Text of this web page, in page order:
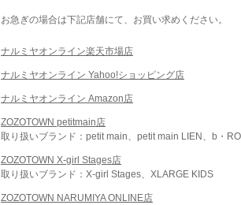
お急ぎの場合は下記店舗にて、お買い求めください。
ナルミヤオンライン楽天市場店
ナルミヤオンライン Yahoo!ショッピング店
ナルミヤオンライン Amazon店
ZOZOTOWN petitmain店
取り扱いブランド：petit main、petit main LIEN、b・
ZOZOTOWN X-girl Stages店
取り扱いブランド：X-girl Stages、XLARGE KIDS
ZOZOTOWN NARUMIYA ONLINE店